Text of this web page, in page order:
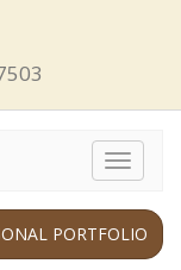
Toggle
PORTFOLIO